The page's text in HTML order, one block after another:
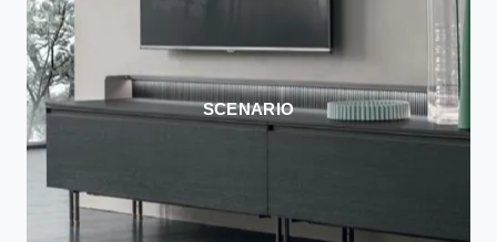
SCENARIO